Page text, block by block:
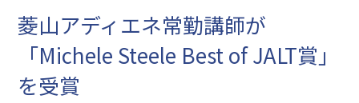
菱山アディエネ常勤講師が
「Michele Steele Best of JALT賞」
を受賞